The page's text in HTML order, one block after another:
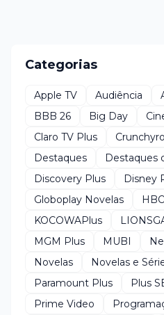
Categorias
Apple TV Audiência
BBB 26
Big Day
Claro TV Plus
Destaques
Destaques
Discovery Plus
Disney
Globoplay Novelas
KOCOWAPlus
MGM Plus
MUBI
Novelas
Novelas e
Paramount Plus
Plus
Prime Video